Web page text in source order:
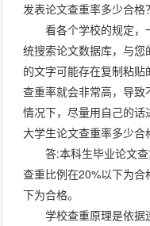
发表论文查重率多少合格？
看各个学校的规定
统搜索论文数据库，与
的文字可能存在复制粘
查重率就会非常高，导
情况下，尽量用自己的话
大学生论文查重率多少合
答:本科生毕业论文
查重比例在20%以下为
下为合格。
学校查重原理是依据